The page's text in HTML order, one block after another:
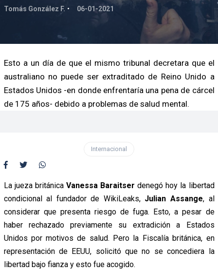
Tomás González F. 06-01-2021
Esto a un día de que el mismo tribunal decretara que el
australiano no puede ser extraditado de Reino Unido a
Estados Unidos -en donde enfrentaría una pena de cárcel
de 175 años- debido a problemas de salud mental.
Internacional
La jueza británica Vanessa Baraitser denegó hoy la libertad
condicional al fundador de WikiLeaks, Julian Assange, al
considerar que presenta riesgo de fuga. Esto, a pesar de
haber rechazado previamente su extradición a Estados
Unidos por motivos de salud. Pero la Fiscalía británica, en
representación de EEUU, solicitó que no se concediera la
libertad bajo fianza y esto fue acogido.